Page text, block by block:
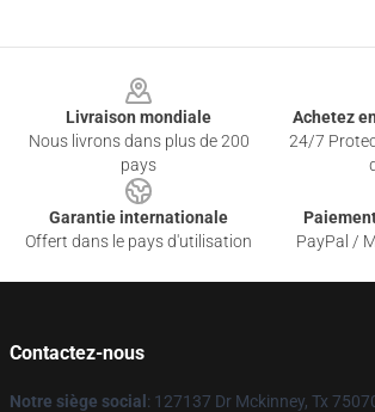
Livraison mondiale
Nous livrons dans plus de 200
pays
Achetez
24/7
Garantie internationale
Offert dans le pays d'utilisation
PayPal /
Contactez-nous
Notre siège social : 127137 Dr Mckinney, Tx